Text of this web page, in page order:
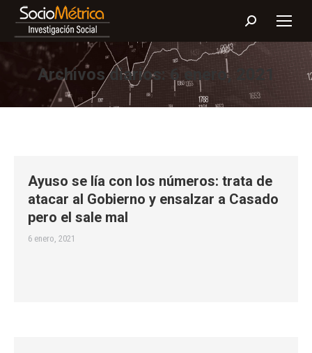
Buscar:
Archivos diarios: 6 enero, 2021
Ayuso se lía con los números: trata de
atacar al Gobierno y ensalzar a Casado
pero el sale mal
6 enero, 2021